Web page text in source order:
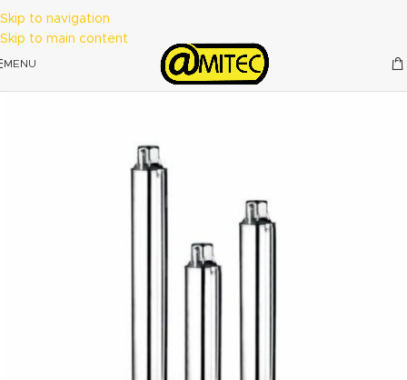
Skip to navigation
Skip to main content
MENU